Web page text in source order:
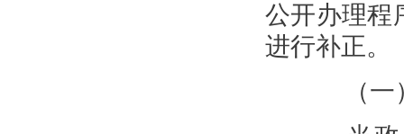
公开办理程
进行补正。
（一